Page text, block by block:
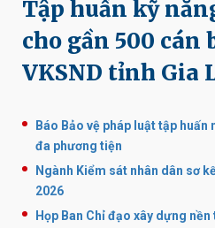
Tập huấn kỹ
cho gần 500 cán
VKSND tỉnh Gia
Báo Bảo vệ pháp luật tập
đa phương tiện
Ngành Kiểm sát nhân dân sơ
2026
Họp Ban Chỉ đạo xây dựng